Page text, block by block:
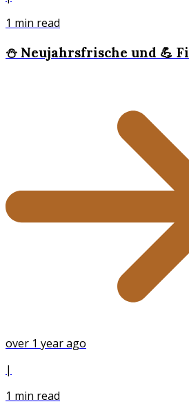
1 min read
⛄️ Neujahrsfrische und 💪
over 1 year ago
|
1 min read